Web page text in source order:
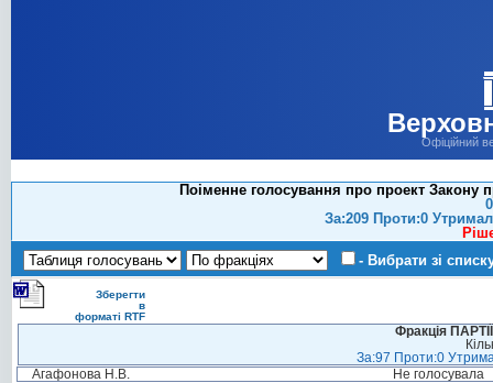
Офіційний
Поіменне голосування про проект Закону
За:209 Проти:0
- Вибрати зі
Зберегти
в
форматі RTF
Фракція
За:97 Проти:0
Агафонова Н.В.
Не голосувала